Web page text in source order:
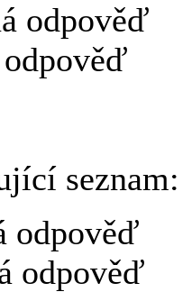
odpověď
seznam:
odpověď
odpověď